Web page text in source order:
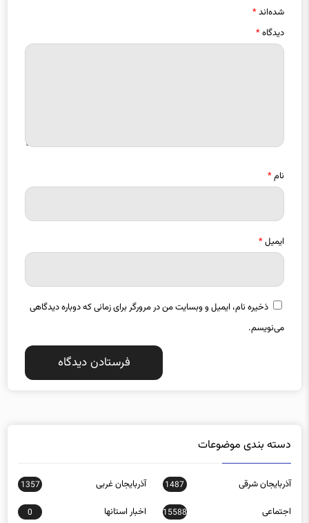
شده‌اند*
دیدگاه*
نام*
ایمیل*
ذخیره نام، ایمیل و وبسایت من در مرورگر برای زمانی که دوباره دیدگاهی
می‌نویسم.
دسته بندی موضوعات
آذربایجان شرقی 1487 آذربایجان غربی 1357
اجتماعی 15588 اخبار استانها 0